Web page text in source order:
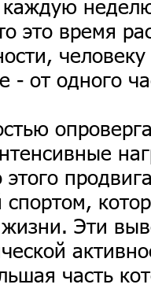
это время
- от одного
спортом,
жизни. Эти
часть